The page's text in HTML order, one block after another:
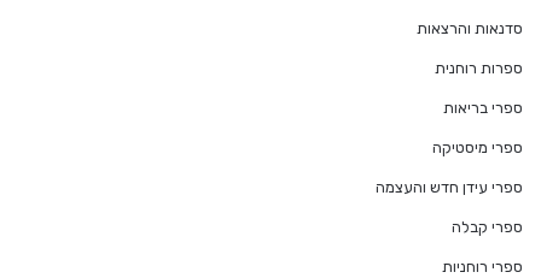
סדנאות והרצאות
ספרות רוחנית
ספרי בריאות
ספרי מיסטיקה
ספרי עידן חדש והעצמה
ספרי קבלה
ספרי רוחניות